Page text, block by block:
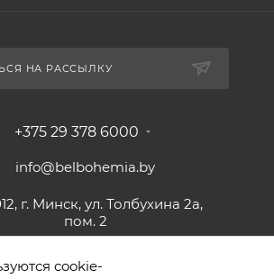
НА РАССЫЛКУ
+375 29 378 6000
info@belbohemia.by
г. Минск, ул. Толбухина 2а,
пом. 2
cookie-